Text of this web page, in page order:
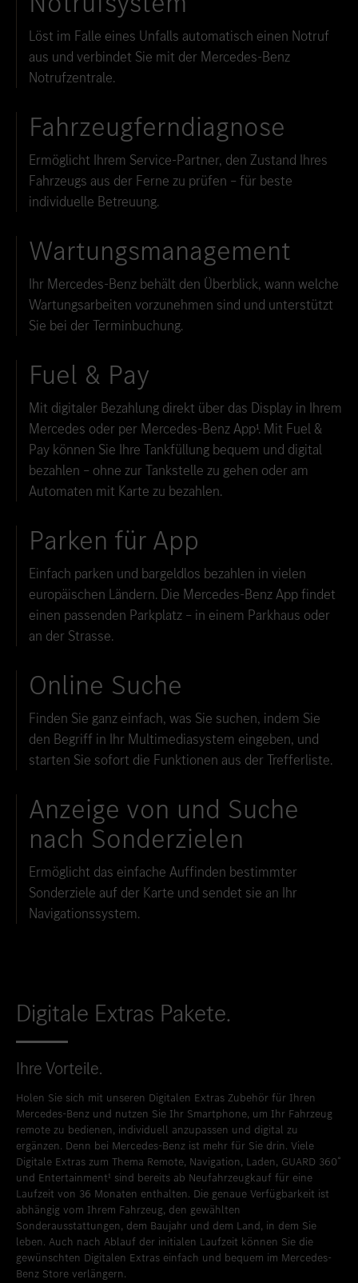
Löst im Falle eines Unfalls automatisch einen Notruf
aus und verbindet Sie mit der Mercedes-Benz
Notrufzentrale.
Fahrzeugferndiagnose
Ermöglicht Ihrem Service-Partner, den Zustand Ihres
Fahrzeugs aus der Ferne zu prüfen – für beste
individuelle Betreuung.
Wartungsmanagement
Ihr Mercedes-Benz behält den Überblick, wann welche
Wartungsarbeiten vorzunehmen sind und unterstützt
Sie bei der Terminbuchung.
Fuel & Pay
Mit digitaler Bezahlung direkt über das Display in Ihrem
Mercedes oder per Mercedes-Benz App¹. Mit Fuel &
Pay können Sie Ihre Tankfüllung bequem und digital
bezahlen – ohne zur Tankstelle zu gehen oder am
Automaten mit Karte zu bezahlen.
Parken für App
Einfach parken und bargeldlos bezahlen in vielen
europäischen Ländern. Die Mercedes-Benz App findet
einen passenden Parkplatz – in einem Parkhaus oder
an der Strasse.
Online Suche
Finden Sie ganz einfach, was Sie suchen, indem Sie
den Begriff in Ihr Multimediasystem eingeben, und
starten Sie sofort die Funktionen aus der Trefferliste.
Anzeige von und Suche
nach Sonderzielen
Ermöglicht das einfache Auffinden bestimmter
Sonderziele auf der Karte und sendet sie an Ihr
Navigationssystem.
Digitale Extras Pakete.
Ihre Vorteile.
Holen Sie sich mit unseren Digitalen Extras Zubehör für Ihren
Mercedes-Benz und nutzen Sie Ihr Smartphone, um Ihr Fahrzeug
remote zu bedienen, individuell anzupassen und digital zu
ergänzen. Denn bei Mercedes-Benz ist mehr für Sie drin. Viele
Digitale Extras zum Thema Remote, Navigation, Laden, GUARD 360˚
und Entertainment¹ sind bereits ab Neufahrzeugkauf für eine
Laufzeit von 36 Monaten enthalten. Die genaue Verfügbarkeit ist
abhängig vom Ihrem Fahrzeug, den gewählten
Sonderausstattungen, dem Baujahr und dem Land, in dem Sie
leben. Auch nach Ablauf der initialen Laufzeit können Sie die
gewünschten Digitalen Extras einfach und bequem im Mercedes-
Benz Store verlängern.